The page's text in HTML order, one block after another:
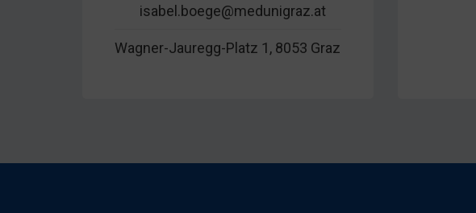
isabel.boege@medunigraz.at
Wagner-Jauregg-Platz 1, 8053 Graz